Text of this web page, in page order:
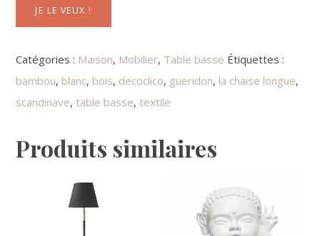
JE LE VEUX !
Catégories : Maison, Mobilier, Table basse Étiquettes :
bambou, blanc, bois, decoclico, gueridon, la chaise longue,
scandinave,table basse,textile
Produits similaires